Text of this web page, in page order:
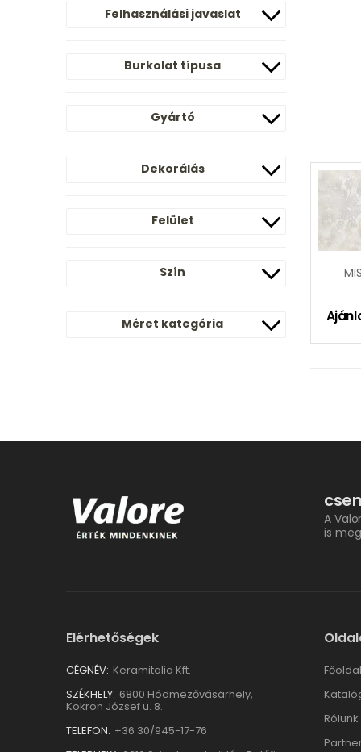
Felhasználási javaslat
Burkolat típusa
Gyártó
Dekorálás
Felület
Szín
Méret kategória
A
is
Elérhetőségek
CÉGNÉV: Keramitalia Kft.
SZÉKHELY: 6800 Hódmezővásárhely,
Kokron József u. 8.
TELEFON: +36 30/945-17-76
Főoldal
Rólunk